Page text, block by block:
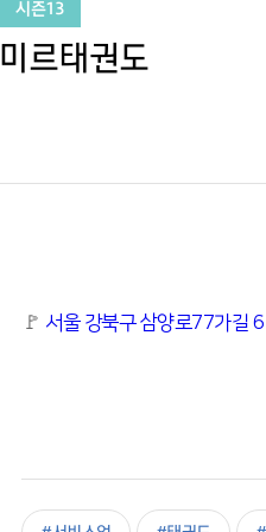
시즌13
미르태권도
🚩 서울 강북구 삼양로77가길